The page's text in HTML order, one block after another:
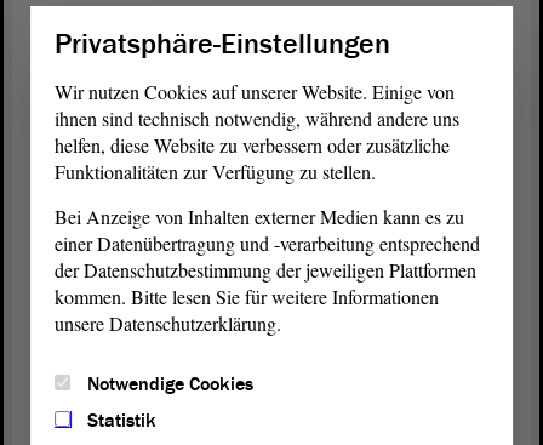
Landtagspräsidentin Gabriele Brakebusch empfing die
Mädchenchöre aus Jerusalem und Wernigerode in ihrem
Landtag. Foto: Landesgymnasium für Musik Wernigerode
Privatsphäre-Einstellungen
Wir nutzen Cookies auf unserer Website. Einige von
ihnen sind technisch notwendig, während andere uns
helfen, diese Website zu verbessern oder zusätzliche
Funktionalitäten zur Verfügung zu stellen.
Bei Anzeige von Inhalten externer Medien kann es zu
einer Datenübertragung und -verarbeitung entsprechend
der Datenschutzbestimmung der jeweiligen Plattformen
kommen. Bitte lesen Sie für weitere Informationen
unsere Datenschutzerklärung.
Notwendige Cookies
Statistik